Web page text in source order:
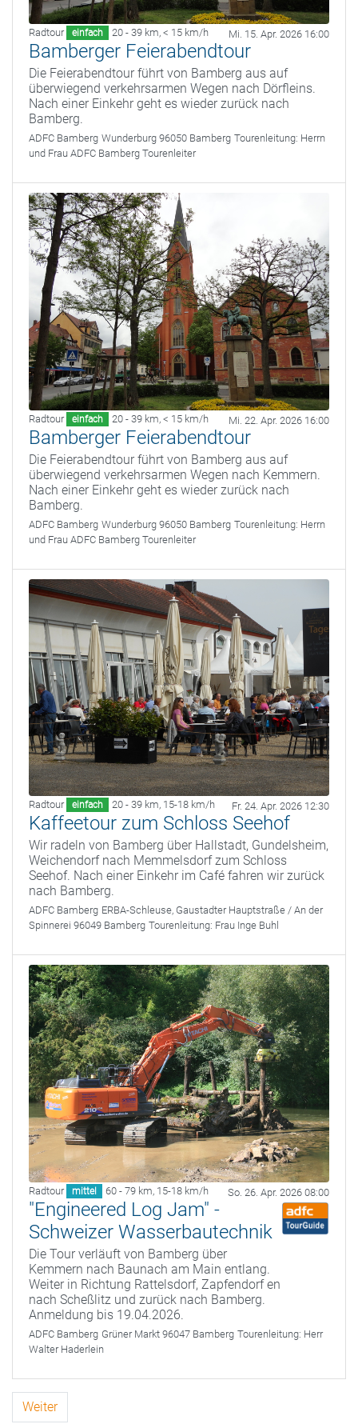
Radtour einfach 20 - 39 km, < 15 km/h Mi. 15. Apr. 2026 16:00
Bamberger Feierabendtour
Die Feierabendtour führt von Bamberg aus auf
überwiegend verkehrsarmen Wegen nach Dörfleins.
Nach einer Einkehr geht es wieder zurück nach
Bamberg.
ADFC Bamberg Wunderburg 96050 Bamberg Tourenleitung: Herrn
und Frau ADFC Bamberg Tourenleiter
Radtour einfach 20 - 39 km, < 15 km/h Mi. 22. Apr. 2026 16:00
Bamberger Feierabendtour
Die Feierabendtour führt von Bamberg aus auf
überwiegend verkehrsarmen Wegen nach Kemmern.
Nach einer Einkehr geht es wieder zurück nach
Bamberg.
ADFC Bamberg Wunderburg 96050 Bamberg Tourenleitung: Herrn
und Frau ADFC Bamberg Tourenleiter
Radtour einfach 20 - 39 km, 15-18 km/h Fr. 24. Apr. 2026 12:30
Kaffeetour zum Schloss Seehof
Wir radeln von Bamberg über Hallstadt, Gundelsheim,
Weichendorf nach Memmelsdorf zum Schloss
Seehof. Nach einer Einkehr im Café fahren wir zurück
nach Bamberg.
ADFC Bamberg ERBA-Schleuse, Gaustadter Hauptstraße / An der
Spinnerei 96049 Bamberg Tourenleitung: Frau Inge Buhl
Radtour mittel 60 - 79 km, 15-18 km/h So. 26. Apr. 2026 08:00
"Engineered Log Jam" -
Schweizer Wasserbautechnik
Die Tour verläuft von Bamberg über
Kemmern nach Baunach am Main entlang.
Weiter in Richtung Rattelsdorf, Zapfendorf en
nach Scheßlitz und zurück nach Bamberg.
Anmeldung bis 19.04.2026.
ADFC Bamberg Grüner Markt 96047 Bamberg Tourenleitung: Herr
Walter Haderlein
Weiter